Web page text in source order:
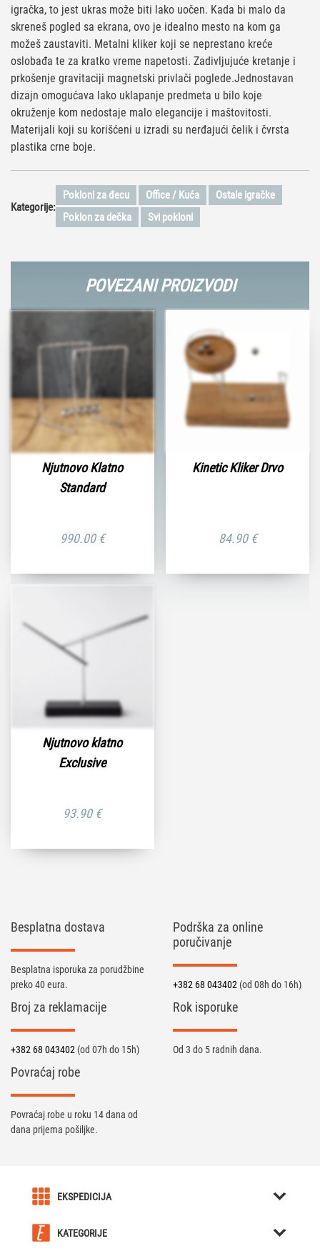
igračka, to jest ukras može biti lako uočen. Kada bi malo da
skreneš pogled sa ekrana, ovo je idealno mesto na kom ga
možeš zaustaviti. Metalni kliker koji se neprestano kreće
oslobađa te za kratko vreme napetosti. Zadivljujuće kretanje i
prkošenje gravitaciji magnetski privlači poglede.Jednostavan
dizajn omogućava lako uklapanje predmeta u bilo koje
okruženje kom nedostaje malo elegancije i maštovitosti.
Materijali koji su korišćeni u izradi su nerđajući čelik i čvrsta
plastika crne boje.
Kategorije:
Pokloni za đecu Office / Kuća
Ostale igračke
Poklon za dečka
Svi pokloni
POVEZANI PROIZVODI
Njutnovo Klatno
Standard
990.00 €
Kinetic Kliker Drvo
84.90 €
Njutnovo klatno
Exclusive
93.90 €
Besplatna dostava
Besplatna isporuka za porudžbine
preko 40 eura.
Podrška za online
poručivanje
+382 68 043402 (od 08h do 16h)
Broj za reklamacije
+382 68 043402 (od 07h do 15h)
Rok isporuke
Od 3 do 5 radnih dana.
Povraćaj robe
Povraćaj robe u roku 14 dana od
dana prijema pošiljke.
EKSPEDICIJA
Karijera u Ekspediciji
KATEGORIJE